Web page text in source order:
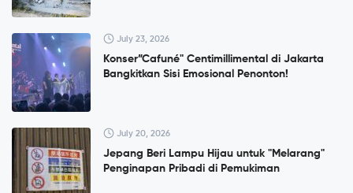
July 23, 2026
Konser”Cafuné" Centimillimental di Jakarta
Bangkitkan Sisi Emosional Penonton!
July 20, 2026
Jepang Beri Lampu Hijau untuk "Melarang"
Penginapan Pribadi di Pemukiman